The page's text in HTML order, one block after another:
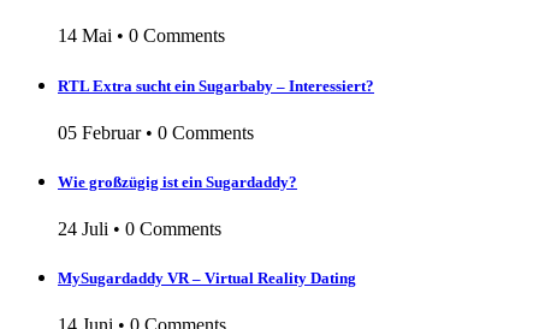
14 Mai • 0 Comments
RTL Extra sucht ein Sugarbaby – Interessiert?
05 Februar• 0 Comments
Wie großzügig ist ein Sugardaddy?
24 Juli • 0 Comments
MySugardaddy VR – Virtual Reality Dating